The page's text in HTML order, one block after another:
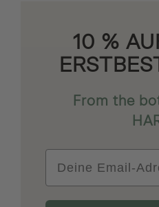
10 %
From the